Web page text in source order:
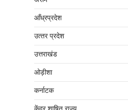
आँध्रप्रदेश
उत्‍तर प्रदेश
उत्तराखंड
ओड़ीशा
कर्नाटक